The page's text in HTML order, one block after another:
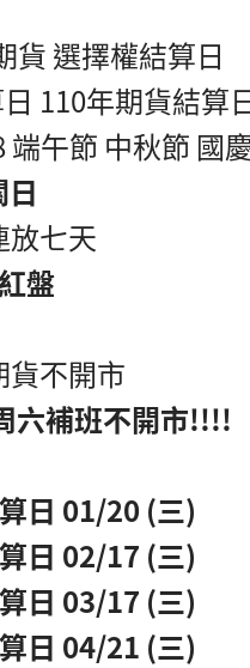
貨 選擇權結算日
110年期貨結算
午節 中秋節 國
放七天
盤
不開市
六補班不開市!!!!
日 01/20 (三)
日 02/17 (三)
日 03/17 (三)
日 04/21 (三)